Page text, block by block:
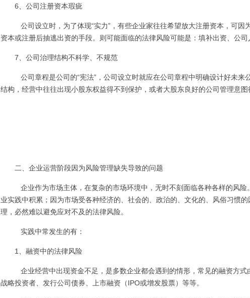
6、公司注册资本瑕疵
公司设立时，为了体现“实力”，有些企业家往往希望放大注册资本，可
资本或注册后抽逃出资的手段。则可能面临的法律风险可能是：填补出资、公司
7、公司治理结构不科学、不规范
公司章程是公司的“宪法”，公司设立时就应在公司章程中明确设计好未
结构，经营中往往出现小股东权益得不到保护，或者大股东良好的公司管理意图
二、企业运营阶段因为风险管理缺失导致的问题
企业作为市场主体，在复杂的市场环境中，无时不刻面临各种各样的风
业实践中积累；因为市场受各种经济的、社会的、政治的、文化的、风俗习惯
理，必然难以避免应对不及的法律风险。
实践中常发生的有：
1、融资中的法律风险
企业经营中出现资金不足，是多数企业都会遇到的情形，常见的融资方
战略投资者、发行公司债券、上市融资（IPO或增发股票）等等。